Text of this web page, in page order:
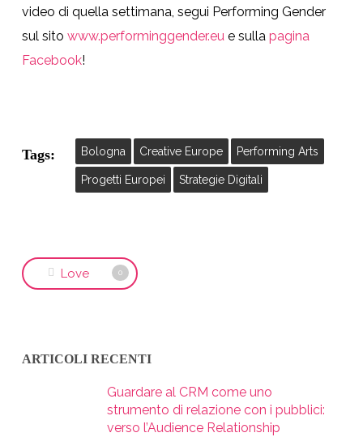
video di quella settimana, segui Performing Gender
sul sito www.performinggender.eue sulla pagina
Facebook!
Tags: Bologna Creative Europe Performing Arts
Progetti Europei Strategie Digitali
Love 0
ARTICOLI RECENTI
Guardare al CRM come uno
strumento di relazione con i pubblici:
verso l’Audience Relationship